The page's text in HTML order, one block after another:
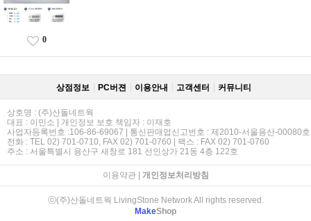
0
상점정보 PC버젼 이용안내 고객센터 커뮤니티
상호명 : (주)산돌네트웍
대표 : 이민소 | 개인정보 보호 책임자 : 이재호
사업자등록번호 :106-86-69067 | 통신판매업신고번호 : 제2010-서울용산-00080호
전화 : TEL 02) 701-0710, FAX 02) 701-0760 | 팩스 : FAX 02) 701-0760
주소 : 서울특별시 용산구 새창로 181 선인상가 21동 4층 122호
이용약관| 개인정보처리방침
ⓒ(주)산돌네트웍 LivingStone Network All rights reserved.
MakeShop